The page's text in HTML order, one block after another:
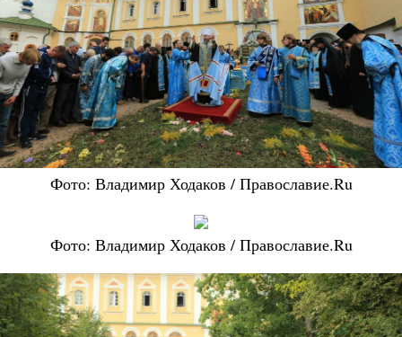
Фото: Владимир Ходаков / Православие.Ru
Фото: Владимир Ходаков / Православие.Ru